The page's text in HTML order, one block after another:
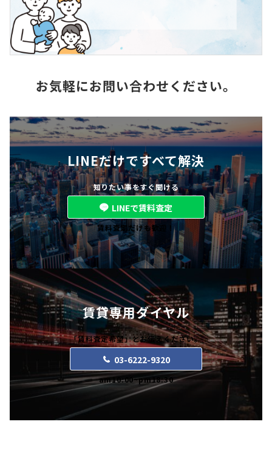
お気軽にお問い合わせください。
LINEだけですべて解決
知りたい事をすぐ聞ける
LINEで賃料査定
賃料査定だけも歓迎！
賃貸専用ダイヤル
「賃料査定希望」とお伝えください。
03-6222-9320
am10:00~pm18:30